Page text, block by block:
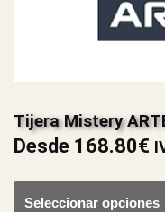
Tijera Mistery
Desde 168.80€
Seleccionar opciones